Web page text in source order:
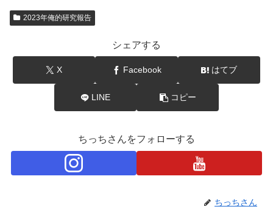
2023年俺的研究報告
シェアする
X Facebook はてブ
LINE コピー
ちっちさんをフォローする
ちっちさん